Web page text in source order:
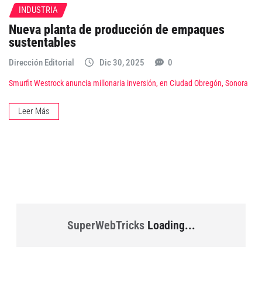
INDUSTRIA
Nueva planta de producción de empaques
sustentables
Dirección Editorial Dic 30, 2025 0
Smurfit Westrock anuncia millonaria inversión, en Ciudad Obregón, Sonora
Leer Más
SuperWebTricksLoading...